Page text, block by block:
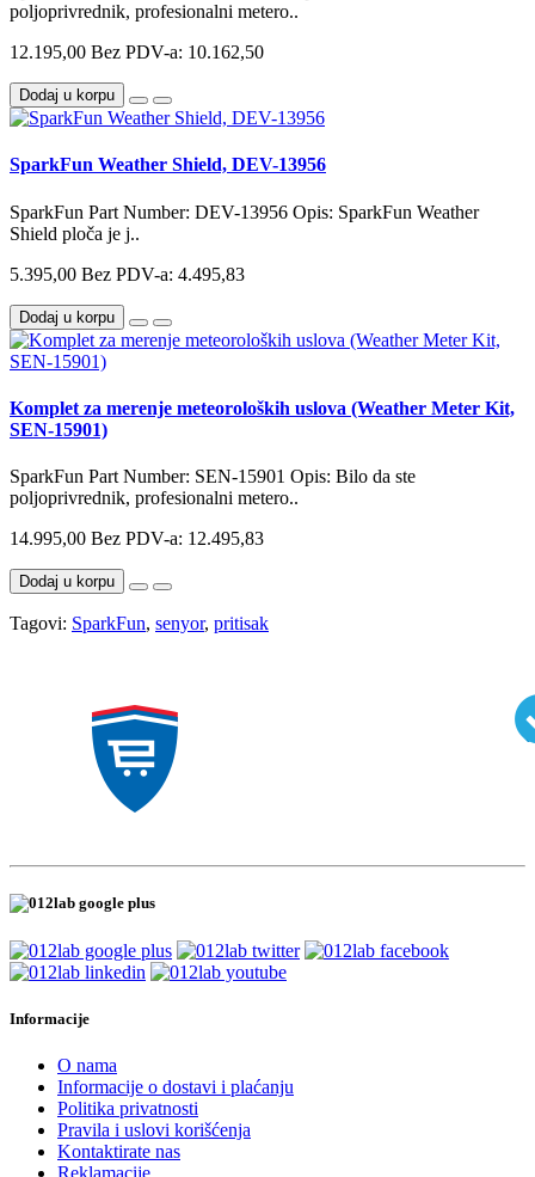
poljoprivrednik, profesionalni metero..
12.195,00 Bez PDV-a: 10.162,50
Dodaj u korpu
SparkFun Weather Shield, DEV-13956
SparkFun Part Number: DEV-13956 Opis: SparkFun Weather
Shield ploča je j..
5.395,00 Bez PDV-a: 4.495,83
Dodaj u korpu
Komplet za merenje meteoroloških uslova (Weather Meter Kit,
SEN-15901)
SparkFun Part Number: SEN-15901 Opis: Bilo da ste
poljoprivrednik, profesionalni metero..
14.995,00 Bez PDV-a: 12.495,83
Dodaj u korpu
Tagovi: SparkFun, senyor, pritisak
Informacije
O nama
Informacije o dostavi i plaćanju
Politika privatnosti
Pravila i uslovi korišćenja
Kontaktirate nas
Reklamacije